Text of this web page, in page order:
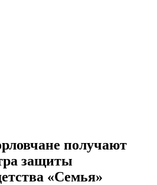
получают
защиты
«Семья»